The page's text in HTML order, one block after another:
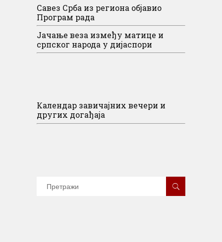
Савез Срба из региона објавио
Програм рада
Јачање веза између матице и
српског народа у дијаспори
Календар завичајних вечери и
других догађаја